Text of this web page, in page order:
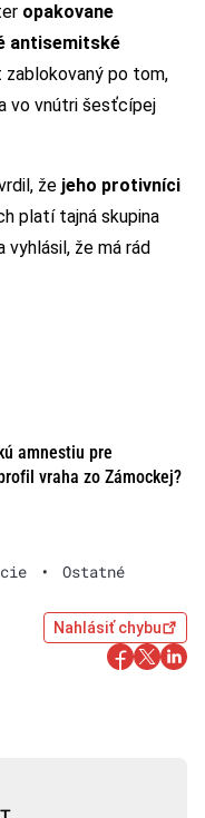
opakovane
antisemitské
po tom,
vo vnútri šesťcípej
že jeho protivníci
platí tajná skupina
vyhlásil, že má rád
amnestiu pre
vraha zo Zámockej?
• Ostatné
Nahlásiť chybu